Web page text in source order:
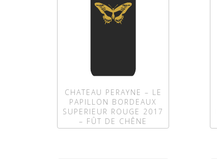
CHATEAU PERAYNE – LE
PAPILLON BORDEAUX
SUPERIEUR ROUGE 2017
– FÛT DE CHÊNE